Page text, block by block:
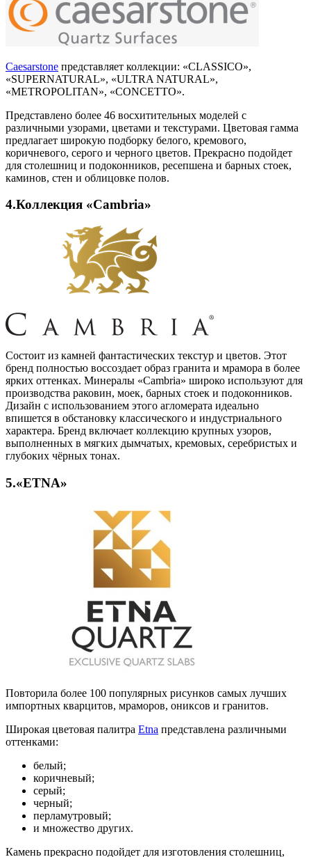
Caesarstone представляет коллекции: «CLASSICO»,
«SUPERNATURAL», «ULTRA NATURAL»,
«METROPOLITAN», «CONCETTO».
Представлено более 46 восхитительных моделей с
различными узорами, цветами и текстурами. Цветовая гамма
предлагает широкую подборку белого, кремового,
коричневого, серого и черного цветов. Прекрасно подойдет
для столешниц и подоконников, ресепшена и барных стоек,
каминов, стен и облицовке полов.
4.Коллекция «Cambria»
Состоит из камней фантастических текстур и цветов. Этот
бренд полностью воссоздает образ гранита и мрамора в более
ярких оттенках. Минералы «Cambria» широко используют для
производства раковин, моек, барных стоек и подоконников.
Дизайн с использованием этого агломерата идеально
впишется в обстановку классического и индустриального
характера. Бренд включает коллекцию крупных узоров,
выполненных в мягких дымчатых, кремовых, серебристых и
глубоких чёрных тонах.
5.«ETNA»
Повторила более 100 популярных рисунков самых лучших
импортных кварцитов, мраморов, ониксов и гранитов.
Широкая цветовая палитра Etna представлена различными
оттенками:
белый;
коричневый;
серый;
черный;
перламутровый;
и множество других.
Камень прекрасно подойдет для изготовления столешниц,